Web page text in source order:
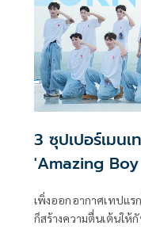
3 ซุปเปอร์เมนเ
'Amazing
เพิ่งออกอากาศเทปแร
ก็สร้างความตื่นเต้นให้